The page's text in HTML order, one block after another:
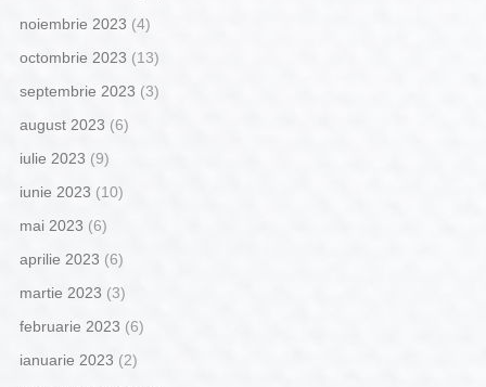
noiembrie 2023 (4)
octombrie 2023 (13)
septembrie 2023 (3)
august 2023 (6)
iulie 2023 (9)
iunie 2023 (10)
mai 2023 (6)
aprilie 2023 (6)
martie 2023 (3)
februarie 2023 (6)
ianuarie 2023 (2)